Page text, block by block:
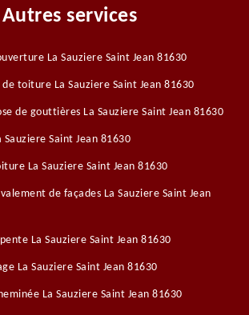
Autres services
La Sauziere Saint Jean 81630
toiture La Sauziere Saint Jean 81630
de gouttières La Sauziere Saint Jean 81630
Sauziere Saint Jean 81630
La Sauziere Saint Jean 81630
de façades La Sauziere Saint Jean
La Sauziere Saint Jean 81630
La Sauziere Saint Jean 81630
La Sauziere Saint Jean 81630